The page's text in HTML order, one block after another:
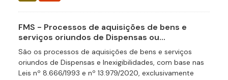
FMS - Processos de aquisições de bens e
serviços oriundos de Dispensas ou...
São os processos de aquisições de bens e serviços
oriundos de Dispensas e Inexigibilidades, com base nas
Leis nº 8.666/1993 e nº 13.979/2020, exclusivamente